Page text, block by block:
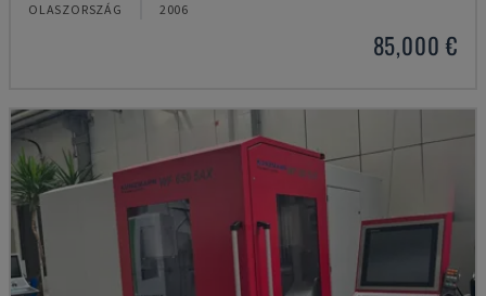
OLASZORSZÁG 2006
85,000 €